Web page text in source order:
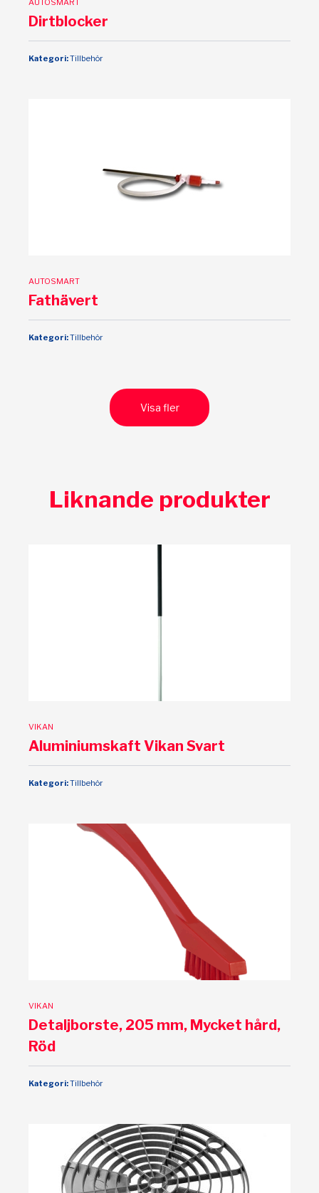
AUTOSMART
Dirtblocker
Kategori:Tillbehör
AUTOSMART
Fathävert
Kategori:Tillbehör
Visa fler
Liknande produkter
VIKAN
Aluminiumskaft Vikan Svart
Kategori:Tillbehör
VIKAN
Detaljborste, 205 mm, Mycket hård,
Röd
Kategori:Tillbehör